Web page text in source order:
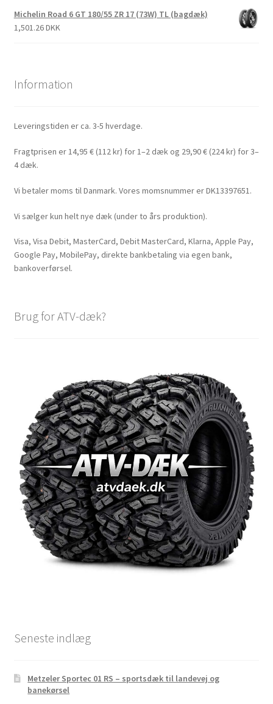
Michelin Road 6 GT 180/55 ZR 17 (73W) TL (bagdæk)
1,501.26 DKK
Information
Leveringstiden er ca. 3-5 hverdage.
Fragtprisen er 14,95 € (112 kr) for 1–2 dæk og 29,90 € (224 kr) for 3–
4 dæk.
Vi betaler moms til Danmark. Vores momsnummer er DK13397651.
Vi sælger kun helt nye dæk (under to års produktion).
Visa, Visa Debit, MasterCard, Debit MasterCard, Klarna, Apple Pay,
Google Pay, MobilePay, direkte bankbetaling via egen bank,
bankoverførsel.
Brug for ATV-dæk?
Seneste indlæg
Metzeler Sportec 01 RS – sportsdæk til landevej og
banekørsel